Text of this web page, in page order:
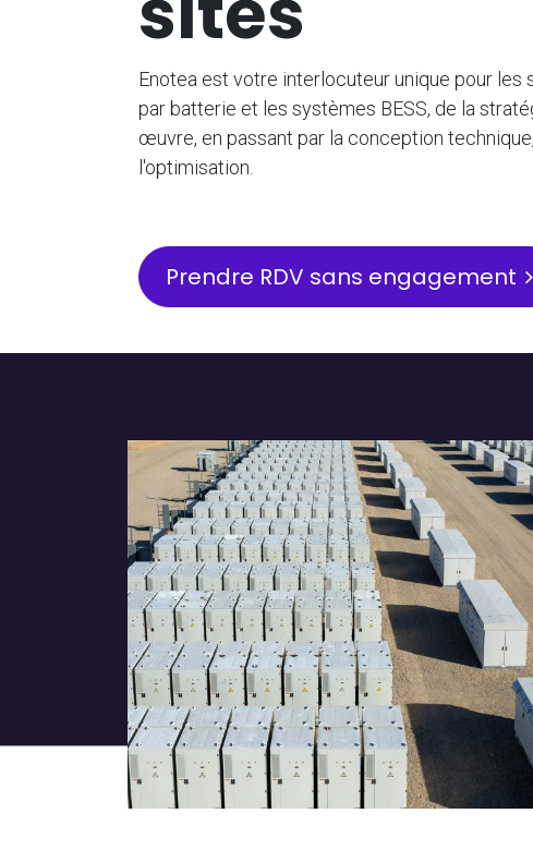
Enotea est votre interlocuteur unique pour les
par batterie et les systèmes BESS, de la
œuvre, en passant par la conception
l'optimisation.
Prendre RDV sans engagement